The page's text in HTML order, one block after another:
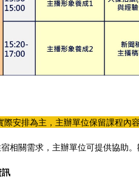
際安排為主，主辦單位保留課程內
相關需求，主辦單位可提供協助。
訊